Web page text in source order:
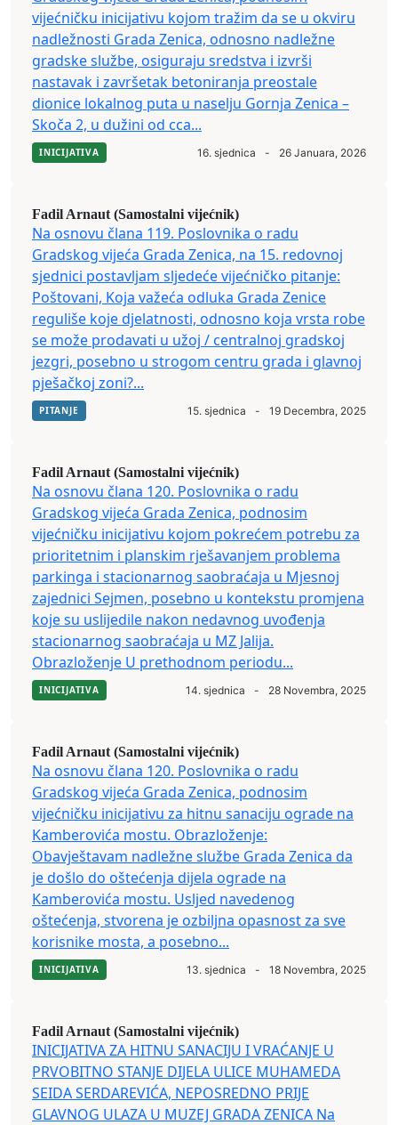
vijećničku inicijativu kojom tražim da se u okviru
nadležnosti Grada Zenica, odnosno nadležne
gradske službe, osiguraju sredstva i izvrši
nastavak i završetak betoniranja preostale
dionice lokalnog puta u naselju Gornja Zenica –
Skoča 2, u dužini od cca...
INICIJATIVA 16. sjednica - 26 Januara, 2026
Fadil Arnaut (Samostalni vijećnik)
Na osnovu člana 119. Poslovnika o radu
Gradskog vijeća Grada Zenica, na 15. redovnoj
sjednici postavljam sljedeće vijećničko pitanje:
Poštovani, Koja važeća odluka Grada Zenice
reguliše koje djelatnosti, odnosno koja vrsta robe
se može prodavati u užoj / centralnoj gradskoj
jezgri, posebno u strogom centru grada i glavnoj
pješačkoj zoni?...
PITANJE 15. sjednica - 19 Decembra, 2025
Fadil Arnaut (Samostalni vijećnik)
Na osnovu člana 120. Poslovnika o radu
Gradskog vijeća Grada Zenica, podnosim
vijećničku inicijativu kojom pokrećem potrebu za
prioritetnim i planskim rješavanjem problema
parkinga i stacionarnog saobraćaja u Mjesnoj
zajednici Sejmen, posebno u kontekstu promjena
koje su uslijedile nakon nedavnog uvođenja
stacionarnog saobraćaja u MZ Jalija.
Obrazloženje U prethodnom periodu...
INICIJATIVA 14. sjednica - 28 Novembra, 2025
Fadil Arnaut (Samostalni vijećnik)
Na osnovu člana 120. Poslovnika o radu
Gradskog vijeća Grada Zenica, podnosim
vijećničku inicijativu za hitnu sanaciju ograde na
Kamberovića mostu. Obrazloženje:
Obavještavam nadležne službe Grada Zenica da
je došlo do oštećenja dijela ograde na
Kamberovića mostu. Usljed navedenog
oštećenja, stvorena je ozbiljna opasnost za sve
korisnike mosta, a posebno...
INICIJATIVA 13. sjednica - 18 Novembra, 2025
Fadil Arnaut (Samostalni vijećnik)
INICIJATIVA ZA HITNU SANACIJU I VRAĆANJE U
PRVOBITNO STANJE DIJELA ULICE MUHAMEDA
SEIDA SERDAREVIĆA, NEPOSREDNO PRIJE
GLAVNOG ULAZA U MUZEJ GRADA ZENICA Na